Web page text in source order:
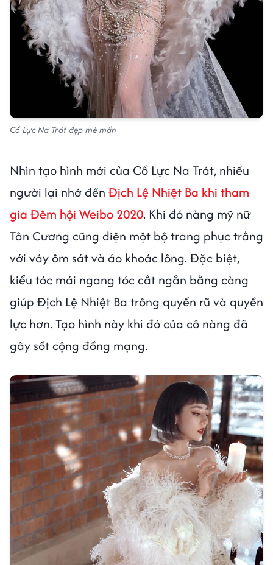
Cổ Lực Na Trát đẹp mê mẩn
Nhìn tạo hình mới của Cổ Lực Na Trát, nhiều
người lại nhớ đến Địch Lệ Nhiệt Ba khi tham
gia Đêm hội Weibo 2020. Khi đó nàng mỹ nữ
Tân Cương cũng diện một bộ trang phục trắng
với váy ôm sát và áo khoác lông. Đặc biệt,
kiểu tóc mái ngang tóc cắt ngắn bằng càng
giúp Địch Lệ Nhiệt Ba trông quyến rũ và quyền
lực hơn. Tạo hình này khi đó của cô nàng đã
gây sốt cộng đồng mạng.